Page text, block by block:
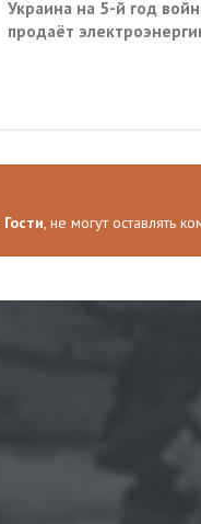
Украина на 5-й год
продаёт
Гости, не могут оставлять